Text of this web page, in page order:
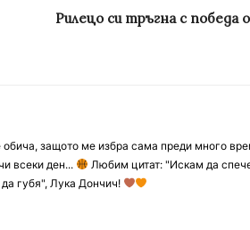
Рилецо си тръгна с победа
защото ме избра сама преди много
всеки ден...
Любим цитат: "Искам да
губя", Лука Дончич!